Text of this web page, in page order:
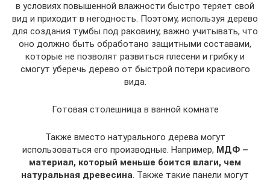
в условиях повышенной влажности быстро теряет свой
вид и приходит в негодность. Поэтому, используя дерево
для создания тумбы под раковину, важно учитывать, что
оно должно быть обработано защитными составами,
которые не позволят развиться плесени и грибку и
смогут уберечь дерево от быстрой потери красивого
вида.
Готовая столешница в ванной комнате
Также вместо натурального дерева могут
использоваться его производные. Например, МДФ –
материал, который меньше боится влаги, чем
натуральная древесина. Также такие панели могут